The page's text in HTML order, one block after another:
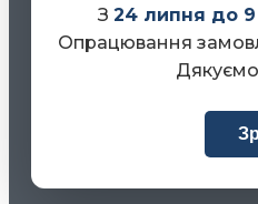
З 24 липня до
Опрацювання